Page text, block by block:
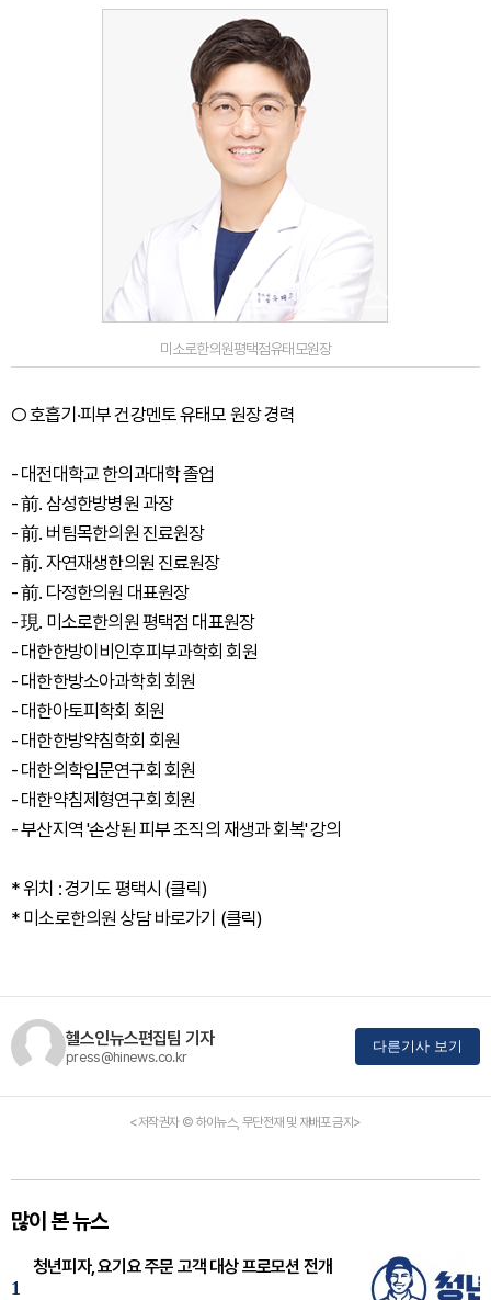
미소로한의원평택점유태모원장
○ 호흡기·피부 건강멘토 유태모 원장 경력
- 대전대학교 한의과대학 졸업
- 前. 삼성한방병원 과장
- 前. 버팀목한의원 진료원장
- 前. 자연재생한의원 진료원장
- 前. 다정한의원 대표원장
- 現. 미소로한의원 평택점 대표원장
- 대한한방이비인후피부과학회 회원
- 대한한방소아과학회 회원
- 대한아토피학회 회원
- 대한한방약침학회 회원
- 대한의학입문연구회 회원
- 대한약침제형연구회 회원
- 부산지역 '손상된 피부 조직의 재생과 회복' 강의
* 위치 :경기도 평택시 (클릭)
* 미소로한의원 상담 바로가기 (클릭)
헬스인뉴스편집팀 기자
press@hinews.co.kr
다른기사 보기
<저작권자 © 하이뉴스, 무단전재 및 재배포 금지>
많이 본 뉴스
1
청년피자, 요기요 주문 고객 대상 프로모션 전개